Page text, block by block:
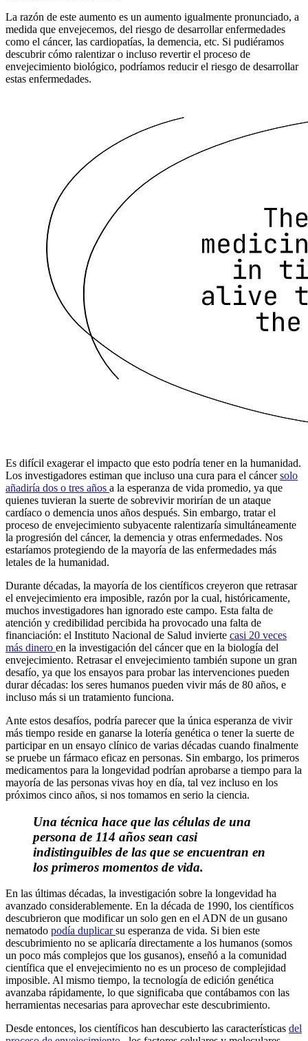
La razón de este aumento es un aumento igualmente pronunciado, a
medida que envejecemos, del riesgo de desarrollar enfermedades
como el cáncer, las cardiopatías, la demencia, etc. Si pudiéramos
descubrir cómo ralentizar o incluso revertir el proceso de
envejecimiento biológico, podríamos reducir el riesgo de desarrollar
estas enfermedades.
Es difícil exagerar el impacto que esto podría tener en la humanidad.
Los investigadores estiman que incluso una cura para el cáncersolo
añadiría dos o tres años a la esperanza de vida promedio, ya que
quienes tuvieran la suerte de sobrevivir morirían de un ataque
cardíaco o demencia unos años después. Sin embargo, tratar el
proceso de envejecimiento subyacente ralentizaría simultáneamente
la progresión del cáncer, la demencia y otras enfermedades. Nos
estaríamos protegiendo de la mayoría de las enfermedades más
letales de la humanidad.
Durante décadas, la mayoría de los científicos creyeron que retrasar
el envejecimiento era imposible, razón por la cual, históricamente,
muchos investigadores han ignorado este campo. Esta falta de
atención y credibilidad percibida ha provocado una falta de
financiación: el Instituto Nacional de Salud invierte casi 20 veces
más dinero en la investigación del cáncer que en la biología del
envejecimiento. Retrasar el envejecimiento también supone un gran
desafío, ya que los ensayos para probar las intervenciones pueden
durar décadas: los seres humanos pueden vivir más de 80 años, e
incluso más si un tratamiento funciona.
Ante estos desafíos, podría parecer que la única esperanza de vivir
más tiempo reside en ganarse la lotería genética o tener la suerte de
participar en un ensayo clínico de varias décadas cuando finalmente
se pruebe un fármaco eficaz en personas. Sin embargo, los primeros
medicamentos para la longevidad podrían aprobarse a tiempo para la
mayoría de las personas vivas hoy en día, tal vez incluso en los
próximos cinco años, si nos tomamos en serio la ciencia.
Una técnica hace que las células de una
persona de 114 años sean casi
indistinguibles de las que se encuentran en
los primeros momentos de vida.
En las últimas décadas, la investigación sobre la longevidad ha
avanzado considerablemente. En la década de 1990, los científicos
descubrieron que modificar un solo gen en el ADN de un gusano
nematodo podía duplicarsu esperanza de vida. Si bien este
descubrimiento no se aplicaría directamente a los humanos (somos
un poco más complejos que los gusanos), enseñó a la comunidad
científica que el envejecimiento no es un proceso de complejidad
imposible. Al mismo tiempo, la tecnología de edición genética
avanzaba rápidamente, lo que significaba que contábamos con las
herramientas necesarias para aprovechar este descubrimiento.
Desde entonces, los científicos han descubierto las características del